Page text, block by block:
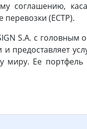
соглашению,
(ЕСТР).
S.A. с
предоставляет
миру. Ее